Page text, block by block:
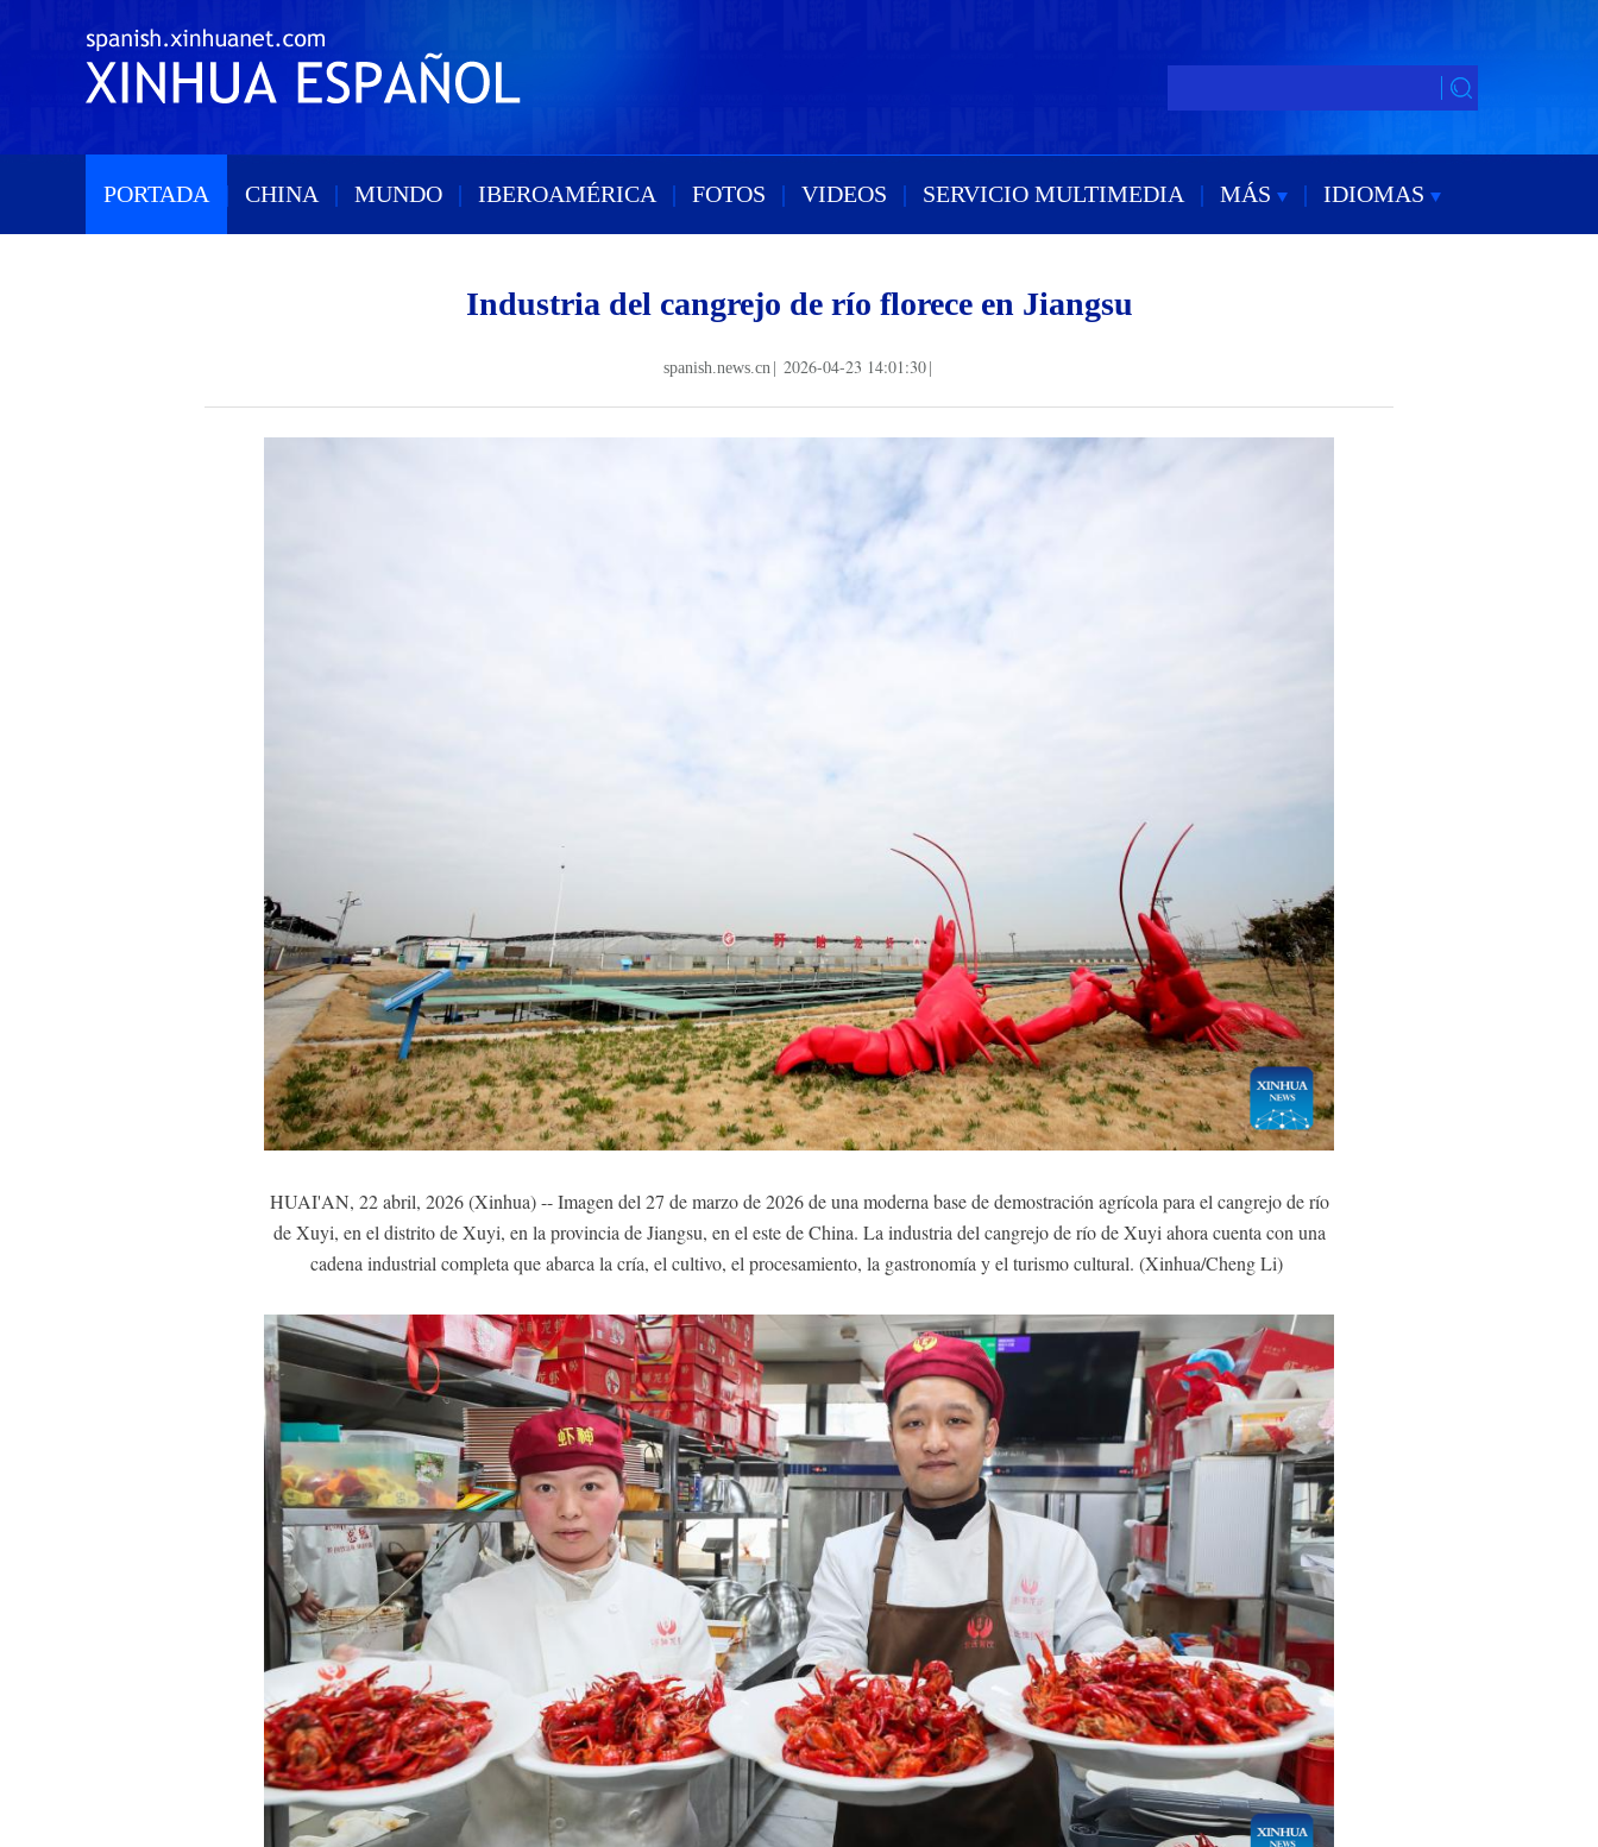
PORTADA | CHINA | MUNDO | IBEROAMÉRICA | FOTOS | VIDEOS | SERVICIO MULTIMEDIA | MÁS | IDIOMAS
Industria del cangrejo de río florece en Jiangsu
spanish.news.cn 2026-04-23 14:01:30
HUAI'AN, 22 abril, 2026 (Xinhua) -- Imagen del 27 de marzo de 2026 de una moderna base de demostración agrícola para el cangrejo de río
de Xuyi, en el distrito de Xuyi, en la provincia de Jiangsu, en el este de China. La industria del cangrejo de río de Xuyi ahora cuenta con una
cadena industrial completa que abarca la cría, el cultivo, el procesamiento, la gastronomía y el turismo cultural. (Xinhua/Cheng Li)